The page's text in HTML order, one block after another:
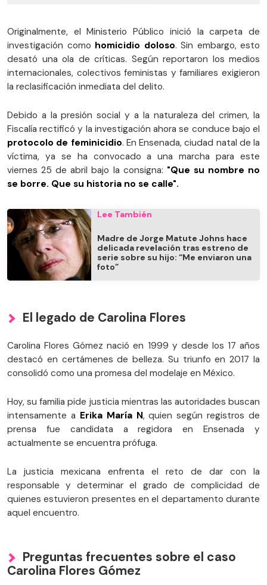
Originalmente, el Ministerio Público inició la carpeta de
investigación como homicidio doloso. Sin embargo, esto
desató una ola de críticas. Según reportaron los medios
internacionales, colectivos feministas y familiares exigieron
la reclasificación inmediata del delito.
Debido a la presión social y a la naturaleza del crimen, la
Fiscalía rectificó y la investigación ahora se conduce bajo el
protocolo de feminicidio. En Ensenada, ciudad natal de la
víctima, ya se ha convocado a una marcha para este
viernes 25 de abril bajo la consigna: "Que su nombre no
se borre. Que su historia no se calle".
Lee También
Madre de Jorge Matute Johns hace
delicada revelación tras estreno de
serie sobre su hijo: “Me enviaron una
foto”
El legado de Carolina Flores
Carolina Flores Gómez nació en 1999 y desde los 17 años
destacó en certámenes de belleza. Su triunfo en 2017 la
consolidó como una promesa del modelaje en México.
Hoy, su familia pide justicia mientras las autoridades buscan
intensamente a Erika María N, quien según registros de
prensa fue candidata a regidora en Ensenada y
actualmente se encuentra prófuga.
La justicia mexicana enfrenta el reto de dar con la
responsable y determinar el grado de complicidad de
quienes estuvieron presentes en el departamento durante
aquel encuentro.
Preguntas frecuentes sobre el caso
Carolina Flores Gómez